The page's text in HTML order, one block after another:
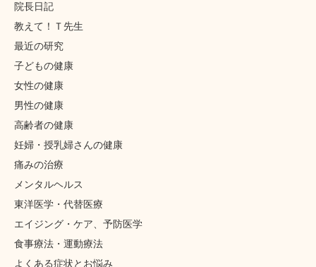
院長日記
教えて！Ｔ先生
最近の研究
子どもの健康
女性の健康
男性の健康
高齢者の健康
妊婦・授乳婦さんの健康
痛みの治療
メンタルヘルス
東洋医学・代替医療
エイジング・ケア、予防医学
食事療法・運動療法
よくある症状とお悩み